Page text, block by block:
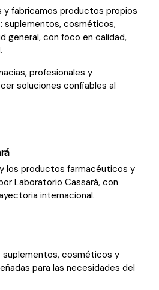
y fabricamos productos propios
suplementos, cosméticos,
general, con foco en calidad,
profesionales y
soluciones confiables al
los productos farmacéuticos y
Laboratorio Cassará, con
internacional.
suplementos, cosméticos y
para las necesidades del